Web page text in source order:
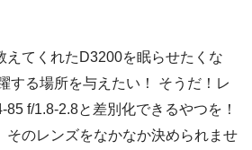
えてくれたD3200を眠らせたくな
する場所を与えたい！ そうだ！レ
f/1.8-2.8と差別化できるやつを！
そのレンズをなかなか決められませ